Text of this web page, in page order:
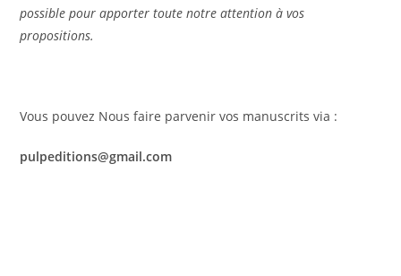
possible pour apporter toute notre attention à vos
propositions.
Vous pouvez Nous faire parvenir vos manuscrits via :
pulpeditions@gmail.com